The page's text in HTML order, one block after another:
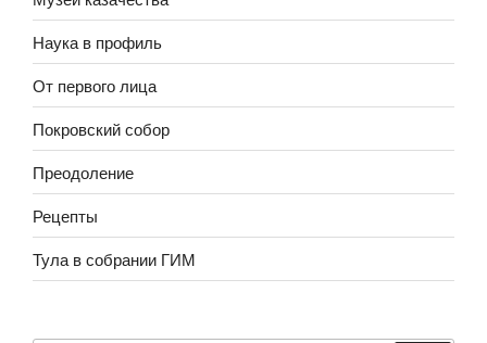
Наука в профиль
От первого лица
Покровский собор
Преодоление
Рецепты
Тула в собрании ГИМ